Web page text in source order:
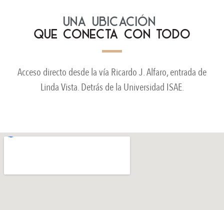
UNA UBICACIÓN
QUE CONECTA CON TODO
Acceso directo desde la vía Ricardo J. Alfaro, entrada de
Linda Vista. Detrás de la Universidad ISAE.